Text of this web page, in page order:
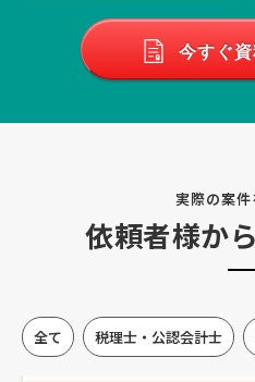
今すぐ
実際の案
依頼者様か
全て 税理士・公認会計士
司法書士 > 司法書士
総額予算 相談して決めた
合せ
司法書士 > 司法書士
[相談の種類] 不動産登記 [事業の場
[相談内容] 亡くなった親の家の相続